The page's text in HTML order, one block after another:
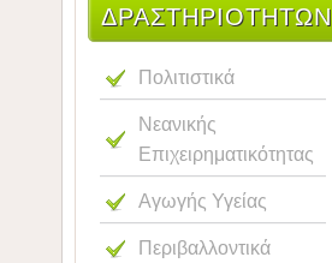
ΔΡΑΣΤΗΡΙΟΤΗΤΩΝ
Πολιτιστικά
Νεανικής
Επιχειρηματικότητας
Αγωγής Υγείας
Περιβαλλοντικά